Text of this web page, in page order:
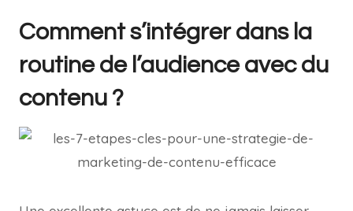
Comment s’intégrer dans la
routine de l’audience avec du
contenu ?